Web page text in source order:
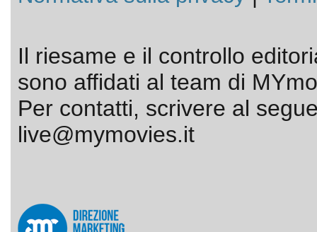
Il riesame e il controllo
sono affidati al team di
Per contatti, scrivere al
live@mymovies.it